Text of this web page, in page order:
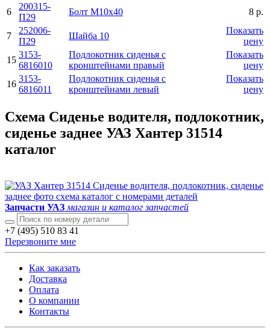
6
200315-
П29
Болт М10х40 8 р.
7
252006-
П29
Шайба 10
Показать
цену
15
3153-
6816010
Подлокотник сиденья с
кронштейнами правый
Показать
цену
16
3153-
6816011
Подлокотник сиденья с
кронштейнами левый
Показать
цену
Схема Сиденье водителя, подлокотник,
сиденье заднее УАЗ Хантер 31514
каталог
Запчасти УАЗ магазин и каталог запчастей
+7 (495) 510 83 41
Перезвоните мне
Как заказать
Доставка
Оплата
О компании
Контакты